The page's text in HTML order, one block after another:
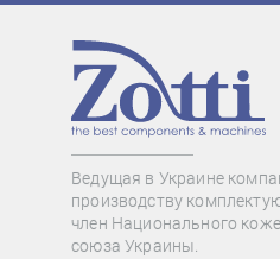
Ведущая в Украине
производству
член Национального
союза Украины.